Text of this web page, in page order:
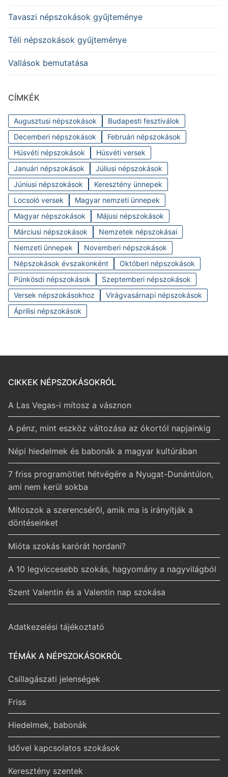
Tavaszi népszokások gyűjteménye
Téli népszokások gyűjteménye
Vallások bemutatása
CÍMKÉK
Augusztusi népszokások
Budapesti fesztiválok
Decemberi népszokások
Februári népszokások
Húsvéti népszokások
Húsvéti versek
Januári népszokások
Júliusi népszokások
Júniusi népszokások
Keresztény ünnepek
Locsoló versek
Magyar nemzeti ünnepek
Magyar népszokások
Májusi népszokások
Márciusi népszokások
Nemzetek népszokásai
Nemzeti ünnepek
Novemberi népszokások
Népszokások évszakonként
Októberi népszokások
Pünkösdi népszokások
Szeptemberi népszokások
Versek népszokásokhoz
Virágvasárnapi népszokások
Áprilisi népszokások
CIKKEK NÉPSZOKÁSOKRÓL
A Las Vegas-i mítosz a vásznon
A pénz, mint eszköz változása az ókortól napjainkig
Népi hiedelmek és babonák a magyar kultúrában
7 friss programötlet hétvégére a Nyugat-Dunántúlon,
ami nem kerül sokba
Mítoszok a szerencséről, amik ma is irányítják a
döntéseinket
Mióta szokás karórát hordani?
A 10 legviccesebb szokás, hagyomány a nagyvilágból
Szent Valentin és a Valentin nap szokása
Adatkezelési tájékoztató
TÉMÁK A NÉPSZOKÁSOKRÓL
Csillagászati jelenségek
Friss
Hiedelmek, babonák
Idővel kapcsolatos szokások
Keresztény szentek